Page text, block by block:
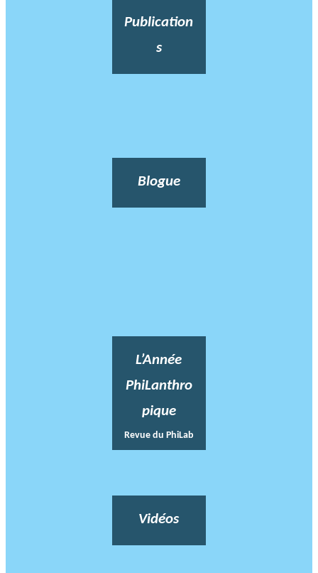
Publication
s
Blogue
L’Année
PhiLanthro
pique
Revue du PhiLab
Vidéos